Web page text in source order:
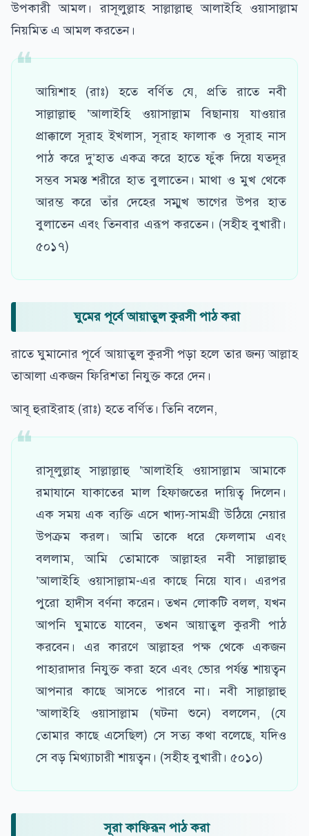
উপকারী আমল। রাসূলুল্লাহ সাল্লাল্লাহু আলাইহি ওয়াসাল্লাম
নিয়মিত এ আমল করতেন।
আয়িশাহ (রাঃ) হতে বর্ণিত যে, প্রতি রাতে নবী
সাল্লাল্লাহু ’আলাইহি ওয়াসাল্লাম বিছানায় যাওয়ার
প্রাক্কালে সূরাহ ইখ্লাস, সূরাহ ফালাক ও সূরাহ নাস
পাঠ করে দু’হাত একত্র করে হাতে ফুঁক দিয়ে যতদূর
সম্ভব সমস্ত শরীরে হাত বুলাতেন। মাথা ও মুখ থেকে
আরম্ভ করে তাঁর দেহের সম্মুখ ভাগের উপর হাত
বুলাতেন এবং তিনবার এরূপ করতেন। (সহীহ বুখারী।
৫০১৭)
ঘুমের পূর্বে আয়াতুল কুরসী পাঠ করা
রাতে ঘুমানোর পূর্বে আয়াতুল কুরসী পড়া হলে তার জন্য আল্লাহ
তাআলা একজন ফিরিশতা নিযুক্ত করে দেন।
আবূ হুরাইরাহ (রাঃ) হতে বর্ণিত। তিনি বলেন,
রাসূলুল্লাহ্ সাল্লাল্লাহু ’আলাইহি ওয়াসাল্লাম আমাকে
রমাযানে যাকাতের মাল হিফাজতের দায়িত্ব দিলেন।
এক সময় এক ব্যক্তি এসে খাদ্য-সামগ্রী উঠিয়ে নেয়ার
উপক্রম করল। আমি তাকে ধরে ফেললাম এবং
বললাম, আমি তোমাকে আল্লাহর নবী সাল্লাল্লাহু
’আলাইহি ওয়াসাল্লাম-এর কাছে নিয়ে যাব। এরপর
পুরো হাদীস বর্ণনা করেন। তখন লোকটি বলল, যখন
আপনি ঘুমাতে যাবেন, তখন আয়াতুল কুরসী পাঠ
করবেন। এর কারণে আল্লাহর পক্ষ থেকে একজন
পাহারাদার নিযুক্ত করা হবে এবং ভোর পর্যন্ত শায়ত্বন
আপনার কাছে আসতে পারবে না। নবী সাল্লাল্লাহু
’আলাইহি ওয়াসাল্লাম (ঘটনা শুনে) বললেন, (যে
তোমার কাছে এসেছিল) সে সত্য কথা বলেছে, যদিও
সে বড় মিথ্যাচারী শায়ত্বন। (সহীহ বুখারী। ৫০১০)
সূরা কাফিরূন পাঠ করা